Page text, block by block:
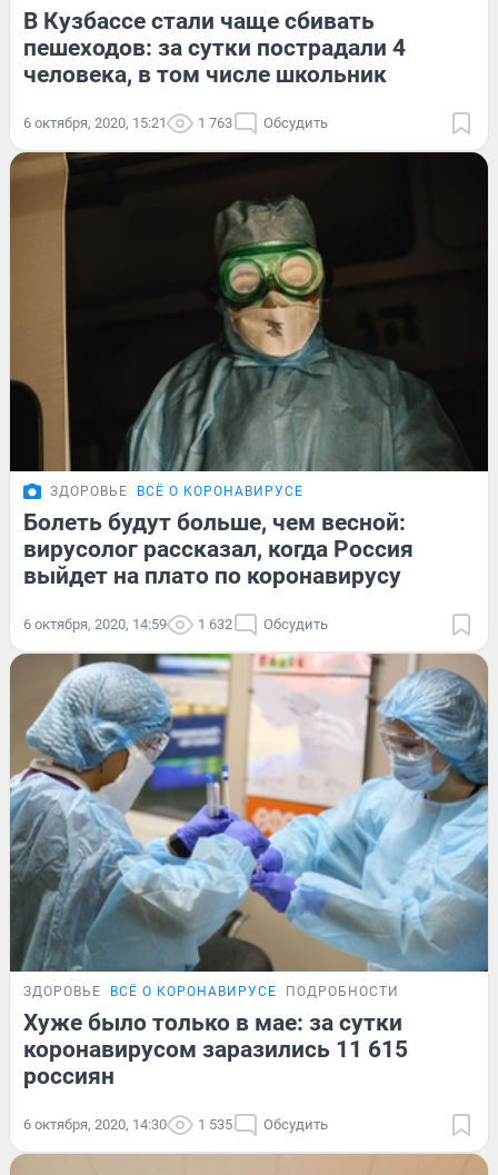
В Кузбассе стали чаще сбивать
пешеходов: за сутки пострадали 4
человека, в том числе школьник
6 октября, 2020, 15:21 1 763 Обсудить
ЗДОРОВЬЕ ВСЁ О КОРОНАВИРУСЕ
Болеть будут больше, чем весной:
вирусолог рассказал, когда Россия
выйдет на плато по коронавирусу
6 октября, 2020, 14:59 1 632 Обсудить
ЗДОРОВЬЕ ВСЁ О КОРОНАВИРУСЕ ПОДРОБНОСТИ
Хуже было только в мае: за сутки
коронавирусом заразились 11 615
россиян
6 октября, 2020, 14:30 1 535 Обсудить